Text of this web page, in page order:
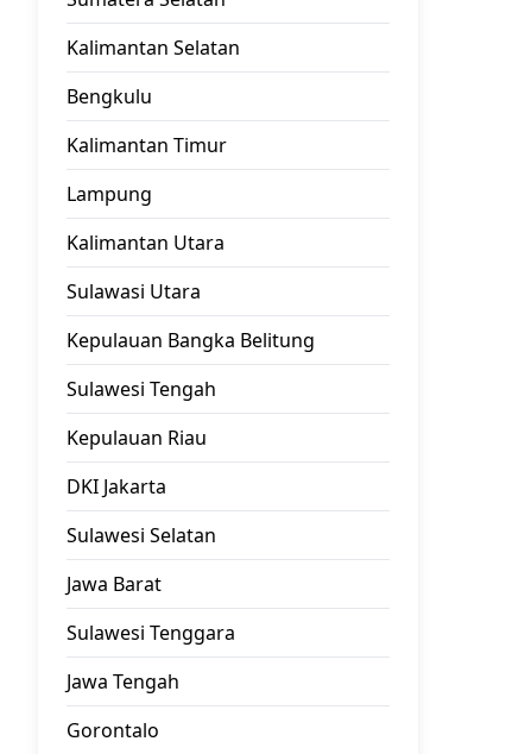
Kalimantan Selatan
Bengkulu
Kalimantan Timur
Lampung
Kalimantan Utara
Sulawasi Utara
Kepulauan Bangka Belitung
Sulawesi Tengah
Kepulauan Riau
DKI Jakarta
Sulawesi Selatan
Jawa Barat
Sulawesi Tenggara
Jawa Tengah
Gorontalo